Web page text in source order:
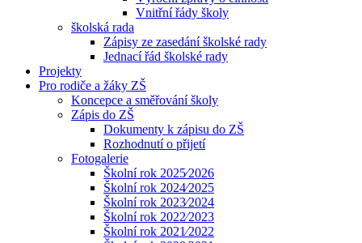
Vnitřní řády školy
školská rada
Zápisy ze zasedání školské rady
Jednací řád školské rady
Projekty
Pro rodiče a žáky ZŠ
Koncepce a směřování školy
Zápis do ZŠ
Dokumenty k zápisu do ZŠ
Rozhodnutí o přijetí
Fotogalerie
Školní rok 2025⁄2026
Školní rok 2024⁄2025
Školní rok 2023⁄2024
Školní rok 2022⁄2023
Školní rok 2021⁄2022